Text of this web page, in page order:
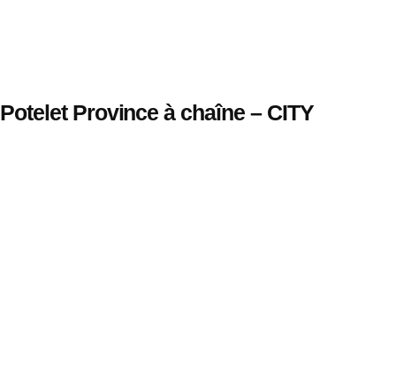
Potelet Province à chaîne – CITY